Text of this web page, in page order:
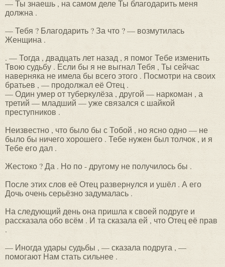
— Ты знаешь , на самом деле Ты благодарить меня
должна .
— Тебя ? Благодарить ? За что ? — возмутилась
Женщина .
. — Тогда , двадцать лет назад , я помог Тебе изменить
Твою судьбу . Если бы я не выгнал Тебя , Ты сейчас
наверняка не имела бы всего этого . Посмотри на своих
братьев , — продолжал её Отец .
— Один умер от туберкулёза , другой — наркоман , а
третий — младший — уже связался с шайкой
преступников .
Неизвестно , что было бы с Тобой , но ясно одно — не
было бы ничего хорошего . Тебе нужен был толчок , и я
Тебе его дал .
Жестоко ? Да . Но по - другому не получилось бы .
После этих слов её Отец развернулся и ушёл . А его
Дочь очень серьёзно задумалась .
На следующий день она пришла к своей подруге и
рассказала обо всём . И та сказала ей , что Отец её прав
.
— Иногда удары судьбы , — сказала подруга , —
помогают Нам стать сильнее .